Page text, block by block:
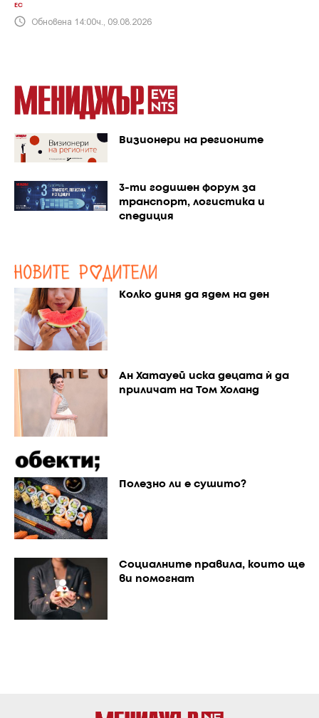
ЕС
Обновена 14:00ч., 09.08.2026
Визионери на регионите
3-ти годишен форум за
транспорт, логистика и
спедиция
Колко диня да ядем на ден
Ан Хатауей иска децата ѝ да
приличат на Том Холанд
Полезно ли е сушито?
Социалните правила, които ще
ви помогнат